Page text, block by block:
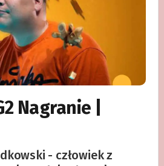
Nagranie |
- człowiek z